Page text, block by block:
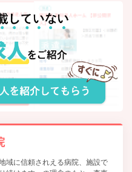
地域に信頼されえる病院、施設で